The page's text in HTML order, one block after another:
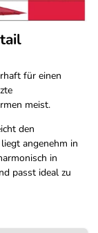
für einen
meist.
den
angenehm in
in
passt ideal zu